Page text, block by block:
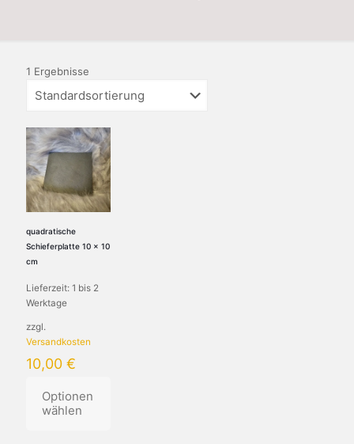
1 Ergebnisse
quadratische
Schieferplatte 10 x 10
cm
Lieferzeit: 1 bis 2
Werktage
zzgl.
Versandkosten
10,00 €
Optionen
wählen